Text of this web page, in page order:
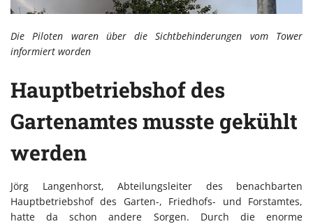
Die Piloten waren über die Sichtbehinderungen vom Tower
informiert worden
Hauptbetriebshof des
Gartenamtes musste gekühlt
werden
Jörg Langenhorst, Abteilungsleiter des benachbarten
Hauptbetriebshof des Garten-, Friedhofs- und Forstamtes,
hatte da schon andere Sorgen. Durch die enorme